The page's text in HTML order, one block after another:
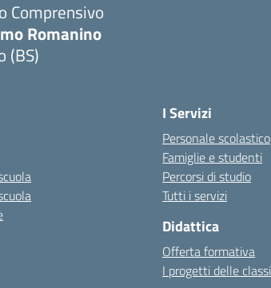
Comprensivo
Romanino
(BS)
I Servizi
Personale scolastico
Famiglie e studenti
Percorsi di studio
Tutti i servizi
Didattica
Offerta formativa
I progetti delle classi